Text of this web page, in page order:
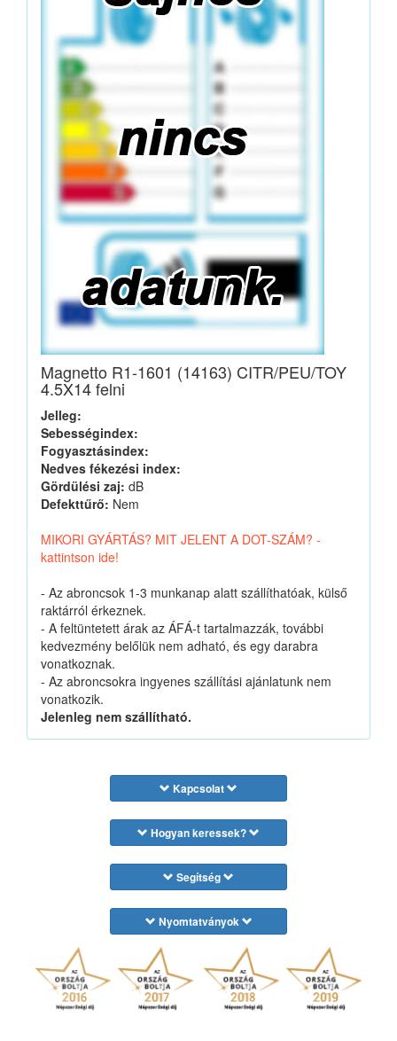
Magnetto R1-1601 (14163) CITR/PEU/TOY
4.5X14 felni
Jelleg:
Sebességindex:
Fogyasztásindex:
Nedves fékezési index:
Gördülési zaj: dB
Defekttűrő: Nem
MIKORI GYÁRTÁS? MIT JELENT A DOT-SZÁM? -
kattintson ide!
- Az abroncsok 1-3 munkanap alatt szállíthatóak, külső
raktárról érkeznek.
- A feltüntetett árak az ÁFÁ-t tartalmazzák, további
kedvezmény belőlük nem adható, és egy darabra
vonatkoznak.
- Az abroncsokra ingyenes szállítási ajánlatunk nem
vonatkozik.
Jelenleg nem szállítható.
Kapcsolat
Hogyan keressek?
Segítség
Nyomtatványok